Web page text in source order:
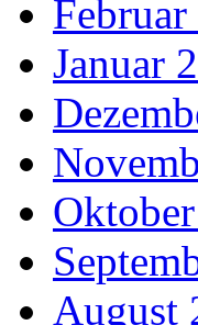
Januar
August